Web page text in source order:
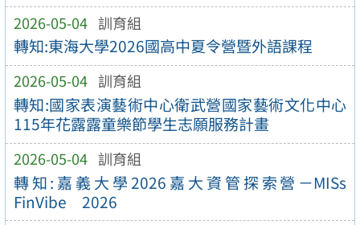
2026-05-04 訓育組
轉知:東海大學2026國高中夏令營暨外語課程
2026-05-04 訓育組
轉知:國家表演藝術中心衛武營國家藝術文化中心
115年花露露童樂節學生志願服務計畫
2026-05-04 訓育組
轉知:嘉義大學2026嘉大資管探索營－MISs
FinVibe 2026